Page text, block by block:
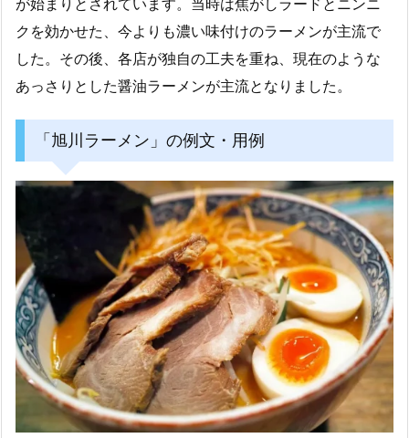
が始まりとされています。当時は焦がしラードとニンニ
クを効かせた、今よりも濃い味付けのラーメンが主流で
した。その後、各店が独自の工夫を重ね、現在のような
あっさりとした醤油ラーメンが主流となりました。
「旭川ラーメン」の例文・用例